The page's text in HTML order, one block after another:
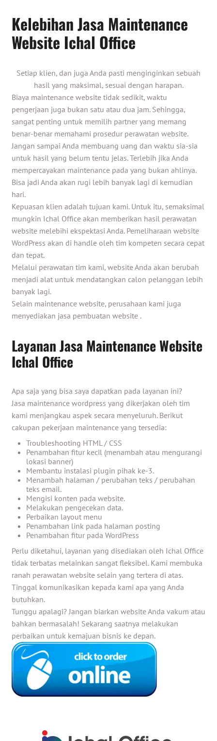
Kelebihan Jasa Maintenance
Website Ichal Office
Setiap klien, dan juga Anda pasti menginginkan sebuah
hasil yang maksimal, sesuai dengan harapan.
Biaya maintenance website tidak sedikit, waktu
pengerjaan juga bukan satu atau dua jam. Sehingga,
sangat penting untuk memilih partner yang memang
benar-benar memahami prosedur perawatan website.
Jangan sampai Anda membuang uang dan waktu sia-sia
untuk hasil yang belum tentu jelas. Terlebih jika Anda
mempercayakan maintenance pada yang bukan ahlinya.
Bisa jadi Anda akan rugi lebih banyak lagi di kemudian
hari.
Kepuasan klien adalah tujuan kami. Untuk itu, semaksimal
mungkin Ichal Office akan memberikan hasil perawatan
website melebihi ekspektasi Anda. Pemeliharaan website
WordPress akan di handle oleh tim kompeten secara cepat
dan tepat.
Melalui perawatan tim kami, website Anda akan berubah
menjadi alat untuk mendatangkan calon pelanggan lebih
banyak lagi.
Selain maintenance website, perusahaan kami juga
menyediakan jasa pembuatan website .
Layanan Jasa Maintenance Website
Ichal Office
Apa saja yang bisa saya dapatkan pada layanan ini?
Jasa maintenance wordpress yang dikerjakan oleh tim
kami menjangkau aspek secara menyeluruh. Berikut
cakupan pekerjaan maintenance yang tersedia:
Troubleshooting HTML / CSS
Penambahan fitur kecil (menambah atau mengurangi
lokasi banner)
Membantu instalasi plugin pihak ke-3.
Menambah halaman / perubahan teks / perubahan
teks email.
Mengisi konten pada website.
Melakukan pengecekan data.
Perbaikan layout menu
Penambahan link pada halaman posting
Penambahan fitur pada WordPress
Perlu diketahui, layanan yang disediakan oleh Ichal Office
tidak terbatas melainkan sangat fleksibel. Kami membuka
ranah perawatan website selain yang tertera di atas.
Tinggal komunikasikan kepada kami apa yang Anda
butuhkan.
Tunggu apalagi? Jangan biarkan website Anda vakum atau
bahkan bermasalah! Sekarang saatnya melakukan
perbaikan untuk kemajuan bisnis ke depan.